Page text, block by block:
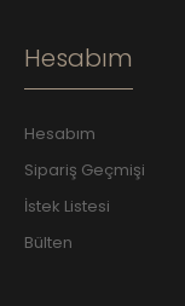
Hesabım
Hesabım
Sipariş Geçmişi
İstek Listesi
Bülten